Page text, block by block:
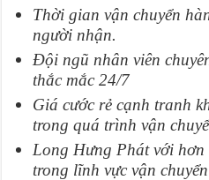
Thời gian vận chuyển
người nhận.
Đội ngũ nhân viên
thắc mắc 24/7
Giá cước rẻ cạnh tranh
trong quá trình vận
Long Hưng Phát với hơn
trong lĩnh vực vận